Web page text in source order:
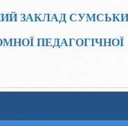
ЗАКЛАД
ПЕДАГОГІЧНОЇ